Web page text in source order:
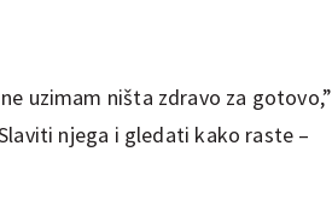
uzimam ništa zdravo za gotovo,”
njega i gledati kako raste –